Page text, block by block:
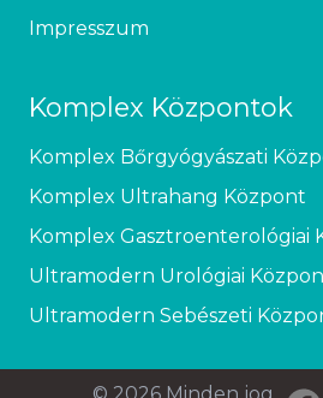
Impresszum
Komplex Központok
Komplex Bőrgyógyászati
Komplex Ultrahang Központ
Komplex Gasztroenterológiai
Ultramodern Urológiai
Ultramodern Sebészeti